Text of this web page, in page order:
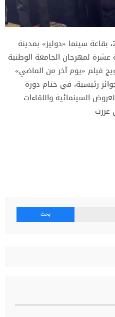
اختُتمت مساء السبت 9 ماي 2026، بقاعة سينما «دوليز» بمدينة
لمهرجان الجامعة الوطنية
فيلم «يوم آخر من الماضي»
رئيسية، في ختام دورة
السينمائية واللقاءات
عززت